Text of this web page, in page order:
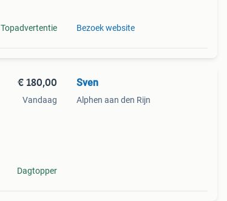
Topadvertentie Bezoek website
€ 180,00
Vandaag
Dagtopper
Sven
Alphen aan den Rijn